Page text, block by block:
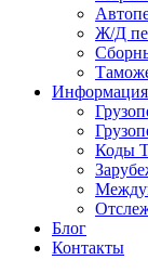
Ж/Д
Информация
Коды
Блог
Контакты